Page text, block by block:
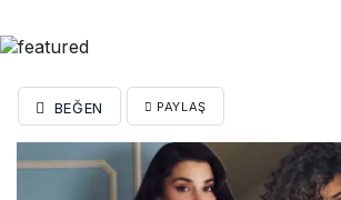
BEĞEN PAYLAŞ